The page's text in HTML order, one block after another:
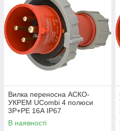
Вилка переносна АСКО-
УКРЕМ UCombi 4 полюси
3P+PE 16А IP67
(A0080010108)
В наявності